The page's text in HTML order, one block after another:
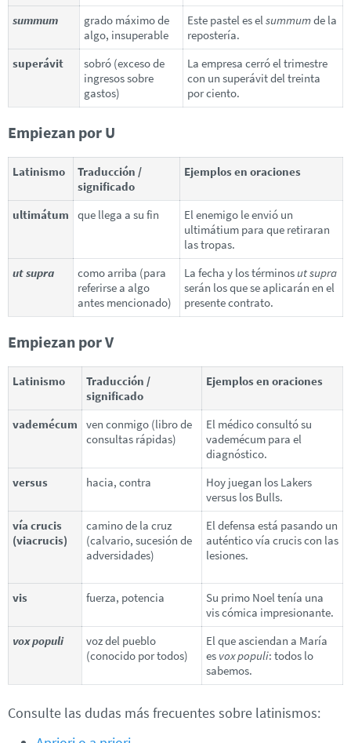
summum
grado máximo de
algo, insuperable
Este pastel es elsummumde la
repostería.
superávit
sobró (exceso de
ingresos sobre
gastos)
La empresa cerró el trimestre
con un superávit del treinta
por ciento.
Empiezan por U
Latinismo
Traducción /
significado
Ejemplos en oraciones
ultimátum que llega a su fin
El enemigo le envió un
ultimátium para que retiraran
las tropas.
ut supra
como arriba (para
referirse a algo
antes mencionado)
La fecha y los términos ut supra
serán los que se aplicarán en el
presente contrato.
Empiezan por V
Latinismo
Traducción /
significado
Ejemplos en oraciones
vademécum
ven conmigo (libro de
consultas rápidas)
El médico consultó su
vademécum para el
diagnóstico.
versus
hacia, contra
Hoy juegan los Lakers
versus los Bulls.
vía crucis
(viacrucis)
camino de la cruz
(calvario, sucesión de
adversidades)
El defensa está pasando un
auténtico vía crucis con las
lesiones.
vis fuerza, potencia
Su primo Noel tenía una
vis cómica impresionante.
vox populi
voz del pueblo
(conocido por todos)
El que asciendan a María
es vox populi: todos lo
sabemos.
Consulte las dudas más frecuentes sobre latinismos: